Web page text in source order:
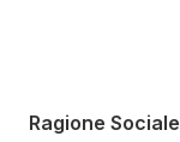
Ragione Sociale